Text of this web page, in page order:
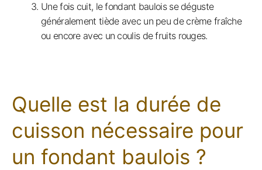
Une fois cuit, le fondant baulois se déguste
généralement tiède avec un peu de crème fraîche
ou encore avec un coulis de fruits rouges.
Quelle est la durée de
cuisson nécessaire pour
un fondant baulois ?